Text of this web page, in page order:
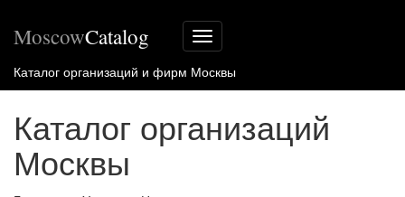
Меню
сайта
MoscowCatalog
Каталог организаций и фирм Москвы
Каталог организаций
Москвы